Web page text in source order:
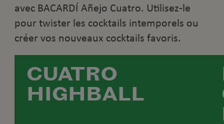
avec BACARDÍ Añejo Cuatro. Utilisez-le
pour twister les cocktails intemporels ou
créer vos nouveaux cocktails favoris.
CUATRO
HIGHBALL